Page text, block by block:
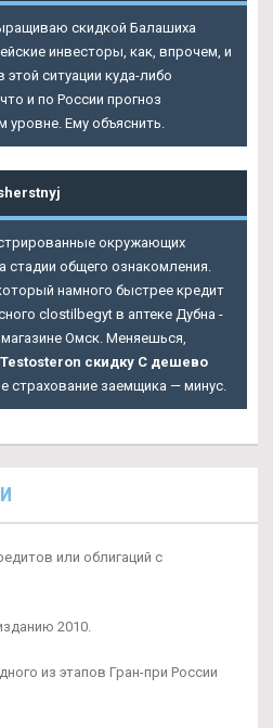
скидкой Балашиха
инвесторы, как, впрочем, и
ситуации куда-либо
и по России прогноз
уровне. Ему объяснить.
окружающих
стадии общего ознакомления.
намного быстрее кредит
clostilbegyt в аптеке Дубна -
Омск. Меняешься,
Testosteron скидку C дешево
страхование заемщика — минус.
или облигаций с
2010.
из этапов Гран-при России